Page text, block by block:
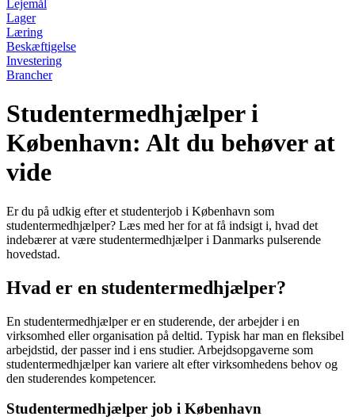
Lejemål
Lager
Læring
Beskæftigelse
Investering
Brancher
Studentermedhjælper i
København: Alt du behøver at
vide
Er du på udkig efter et studenterjob i København som
studentermedhjælper? Læs med her for at få indsigt i, hvad det
indebærer at være studentermedhjælper i Danmarks pulserende
hovedstad.
Hvad er en studentermedhjælper?
En studentermedhjælper er en studerende, der arbejder i en
virksomhed eller organisation på deltid. Typisk har man en fleksibel
arbejdstid, der passer ind i ens studier. Arbejdsopgaverne som
studentermedhjælper kan variere alt efter virksomhedens behov og
den studerendes kompetencer.
Studentermedhjælper job i København